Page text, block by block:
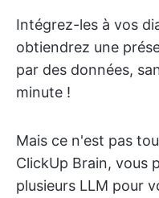
Intégrez-les à vos
obtiendrez une
par des données,
minute !
Mais ce n'est pas
ClickUp Brain, vous
plusieurs LLM pour